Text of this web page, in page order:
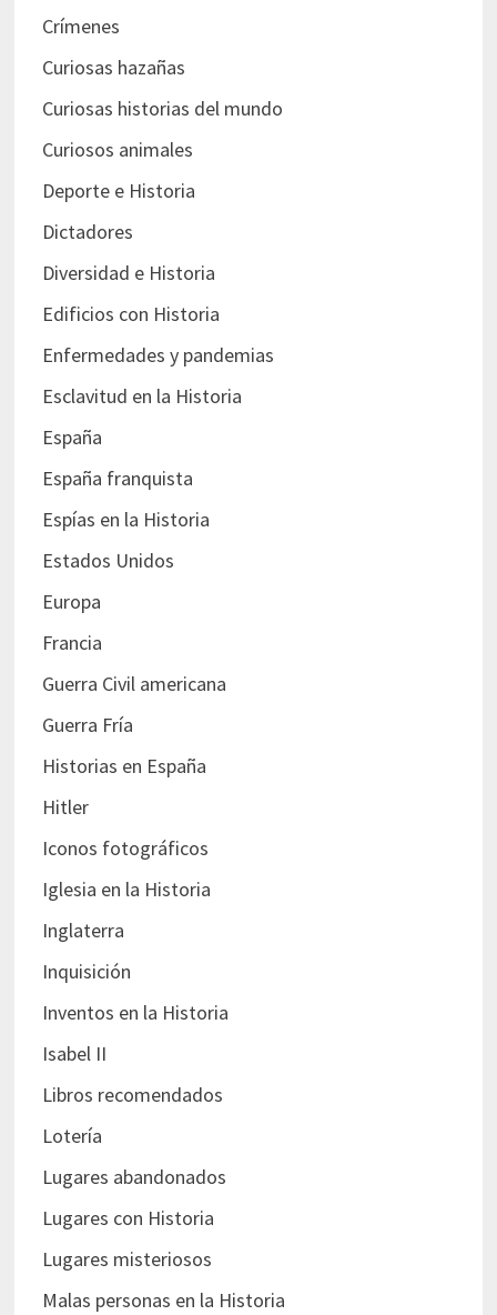
Crímenes
Curiosas hazañas
Curiosas historias del mundo
Curiosos animales
Deporte e Historia
Dictadores
Diversidad e Historia
Edificios con Historia
Enfermedades y pandemias
Esclavitud en la Historia
España
España franquista
Espías en la Historia
Estados Unidos
Europa
Francia
Guerra Civil americana
Guerra Fría
Historias en España
Hitler
Iconos fotográficos
Iglesia en la Historia
Inglaterra
Inquisición
Inventos en la Historia
Isabel II
Libros recomendados
Lotería
Lugares abandonados
Lugares con Historia
Lugares misteriosos
Malas personas en la Historia